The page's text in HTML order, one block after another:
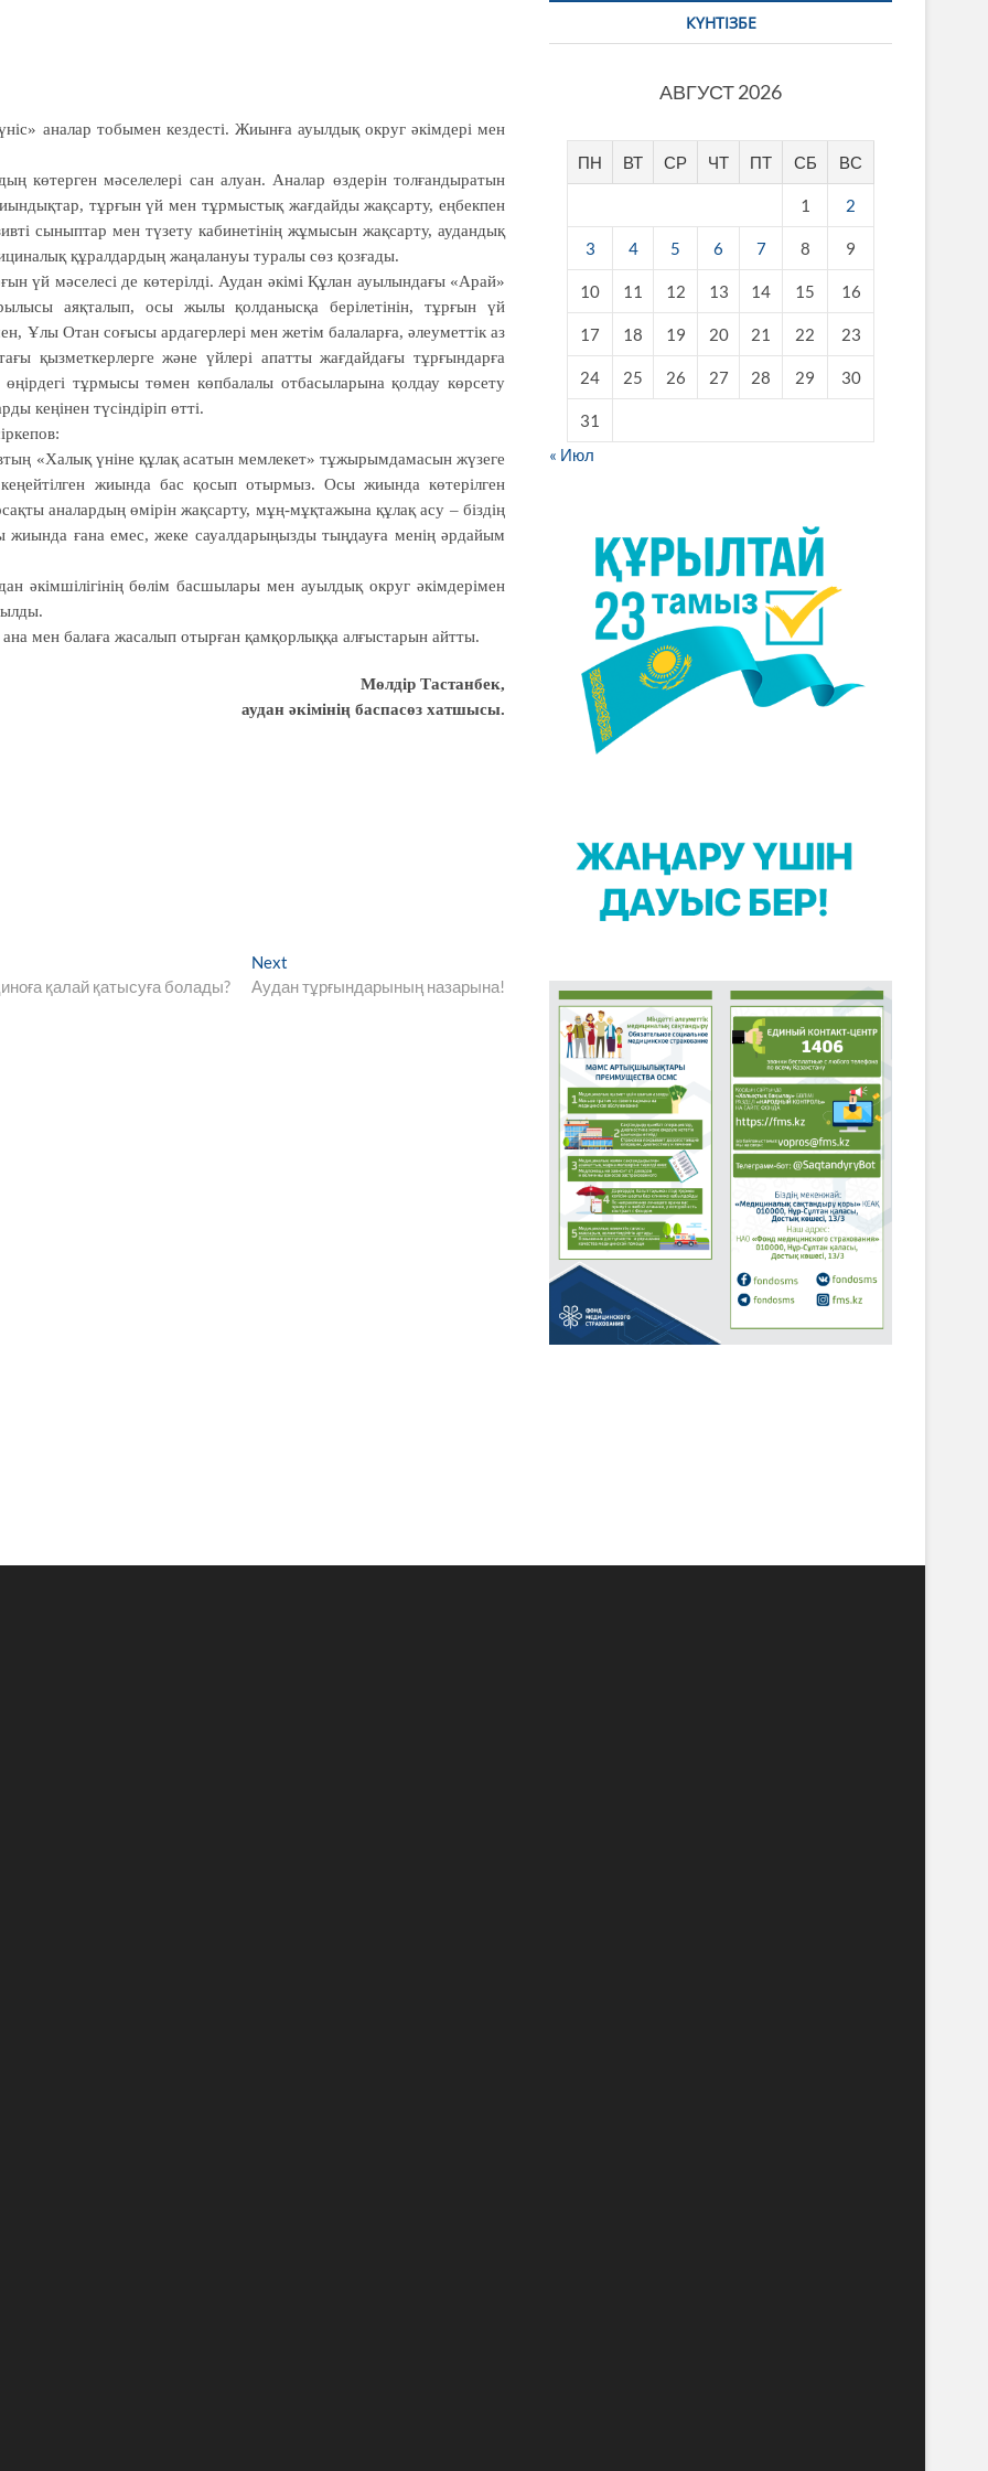
аналар тобымен кездесті. Жиынға ауылдық округ әкімдері мен
көтерген мәселелері сан алуан. Аналар өздерін толғандыратын
тұрғын үй мен тұрмыстық жағдайды жақсарту, еңбекпен
сыныптар мен түзету кабинетінің жұмысын жақсарту, аудандық
құралдардың жаңалануы туралы сөз қозғады.
үй мәселесі де көтерілді. Аудан әкімі Құлан ауылындағы «Арай»
аяқталып, осы жылы қолданысқа берілетінін, тұрғын үй
Ұлы Отан соғысы ардагерлері мен жетім балаларға, әлеуметтік аз
қызметкерлерге және үйлері апатты жағдайдағы тұрғындарға
тұрмысы төмен көпбалалы отбасыларына қолдау көрсету
кеңінен түсіндіріп өтті.
«Халық үніне құлақ асатын мем­лекет» тұжырымдамасын жүзеге
кеңейтілген жиында бас қосып отырмыз. Осы жиында көтерілген
аналардың өмірін жақсарту, мұң-мұқтажына құлақ асу – біздің
жиында ғана емес, жеке сауалдарыңызды тыңдауға менің әрдайым
әкімшілігінің бөлім басшылары мен ауылдық округ әкімдерімен
мен балаға жасалып отырған қамқорлыққа алғыстарын айтты.
Мөлдір Тастанбек,
аудан әкімінің баспасөз хатшысы.
қалай қатысуға болады?
Next
post:
Аудан тұрғындарының назарына!
КҮНТІЗБЕ
АВГУСТ 2026
ПН ВТ СР ЧТ ПТ СБ ВС
1 2
3 4 5 6 7 8 9
10 11 12 13 14 15 16
17 18 19 20 21 22 23
24 25 26 27 28 29 30
31
« Июл